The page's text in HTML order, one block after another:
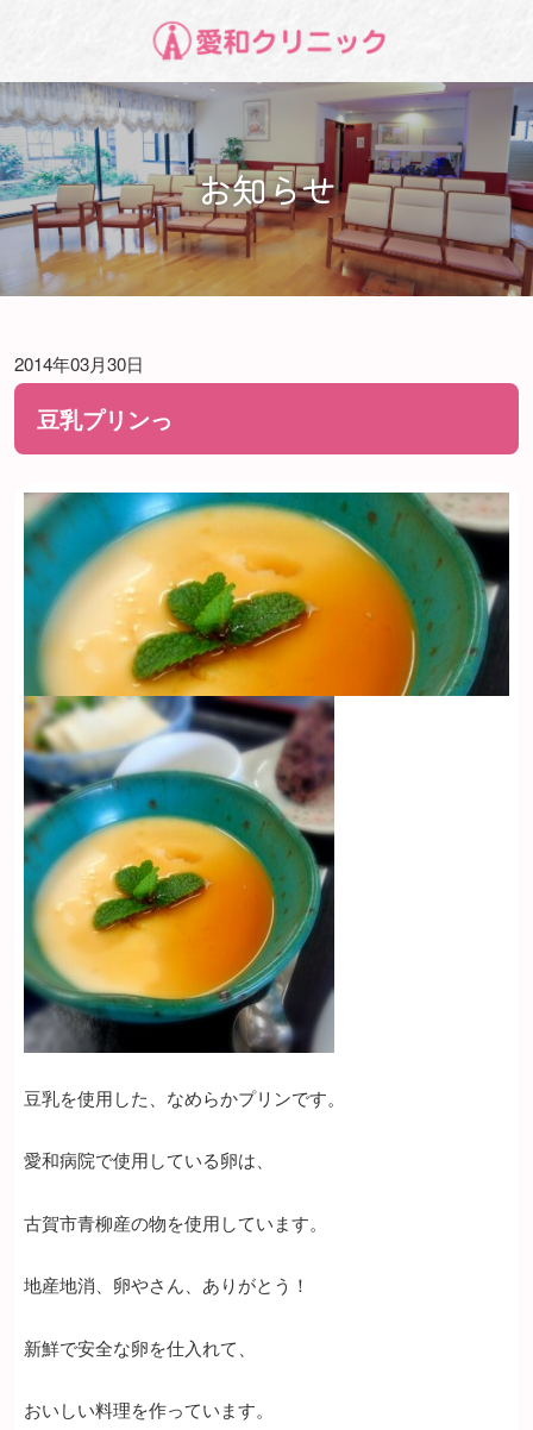
お知らせ
2014年03月30日
豆乳プリンっ
豆乳を使用した、なめらかプリンです。
愛和病院で使用している卵は、
古賀市青柳産の物を使用しています。
地産地消、卵やさん、ありがとう！
新鮮で安全な卵を仕入れて、
おいしい料理を作っています。